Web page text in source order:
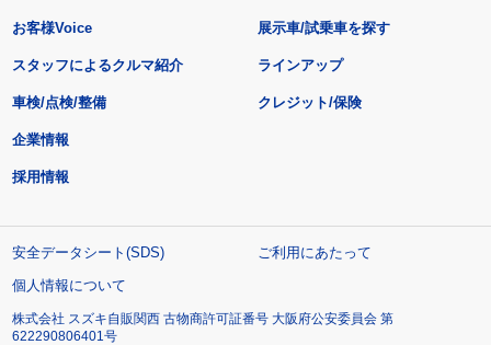
お客様Voice
スタッフによるクルマ紹介
展示車/試乗車を探す
ラインアップ
車検/点検/整備 クレジット/保険
企業情報
採用情報
安全データシート(SDS)
ご利用にあたって
個人情報について
株式会社 スズキ自販関西 古物商許可証番号 大阪府公安委員会 第
622290806401号